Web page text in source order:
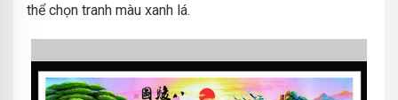
thể chọn tranh màu xanh lá.